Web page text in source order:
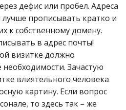
дефис или пробел. Адреса
прописывать кратко и
к собственному домену.
в адрес почты!
визитке должно
необходимости. Зачастую
влиятельного человека
картину. Если вопрос
то здесь так – же